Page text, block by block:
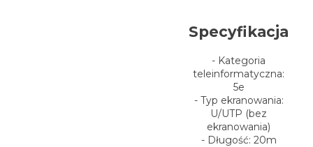
Specyfikacja
- Kategoria
teleinformatyczna:
5e
- Typ ekranowania:
U/UTP (bez
ekranowania)
- Długość: 20m